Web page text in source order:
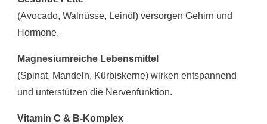
(Avocado, Walnüsse, Leinöl) versorgen Gehirn und
Hormone.
Magnesiumreiche Lebensmittel
(Spinat, Mandeln, Kürbiskerne) wirken entspannend
und unterstützen die Nervenfunktion.
Vitamin C & B-Komplex